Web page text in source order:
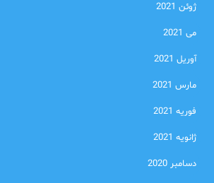
ژوئن 2021
می 2021
آوریل 2021
مارس 2021
فوریه 2021
ژانویه 2021
دسامبر 2020